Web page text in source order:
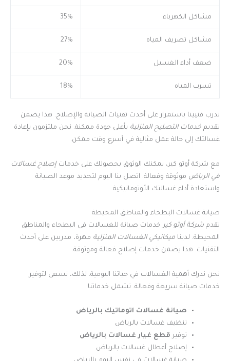
مشاكل الكهرباء 35%
مشاكل تصريف المياه 27%
ضعف أداء الغسيل 20%
تسرب المياه 18%
تدرب فنيينا باستمرار على أحدث تقنيات الصيانة والإصلاح. هذا يضمن
تقديم خدمات التصليح المنزلية بأعلى جودة ممكنة. نحن ملتزمون بإعادة
غسالتك إلى حالة عمل مثالية في أسرع وقت ممكن.
مع شركة أوتو كير، يمكنك الوثوق بحصولك على خدمات إصلاح غسالات
في الرياض موثوقة وفعالة. اتصل بنا اليوم لتحديد موعد الصيانة
واستعادة أداء غسالتك الأوتوماتيكية.
صيانة غسالات البطحاء والمناطق المحيطة
تقدم شركة أوتو كيرخدمات صيانة للغسالات في البطحاء والمناطق
المحيطة. لدينا ميكانيكي الغسالات المنزلية مهرة، مدربين على أحدث
التقنيات. هذا يضمن خدمات إصلاح فعالة وموثوقة.
نحن ندرك أهمية الغسالات في حياتنا اليومية. لذلك، نسعى لتوفير
خدمات صيانة سريعة وفعالة. تشمل خدماتنا:
صيانة غسالات اتوماتيك بالرياض
تنظيف غسالات بالرياض
توفير قطع غيار غسالات بالرياض
إصلاح أعطال غسالات بالرياض